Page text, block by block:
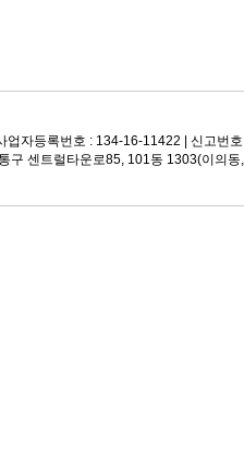
업자등록번호 : 134-16-11422 | 신고번
구 센트럴타운로85, 101동 1303(이의